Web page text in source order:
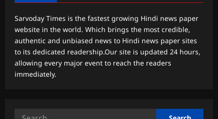
Sarvoday Times is the fastest growing Hindi news paper
website in the world. Which brings the most credible,
authentic and unbiased news to Hindi news paper sites
to its dedicated readership.Our site is updated 24 hours,
allowing every major event to reach the readers
immediately.
Search